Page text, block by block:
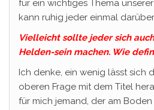
für ein wichtiges Thema
kann ruhig jeder einmal
Vielleicht sollte jeder sich
Helden-sein machen. Wie
Ich denke, ein wenig lässt sich
oberen Frage mit dem Titel
für mich jemand, der am